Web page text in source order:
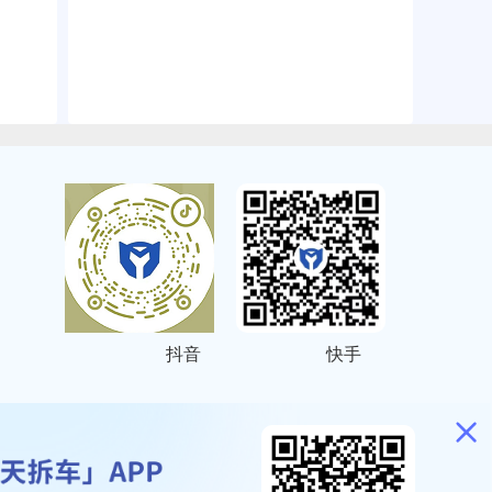
抖音 快手
号